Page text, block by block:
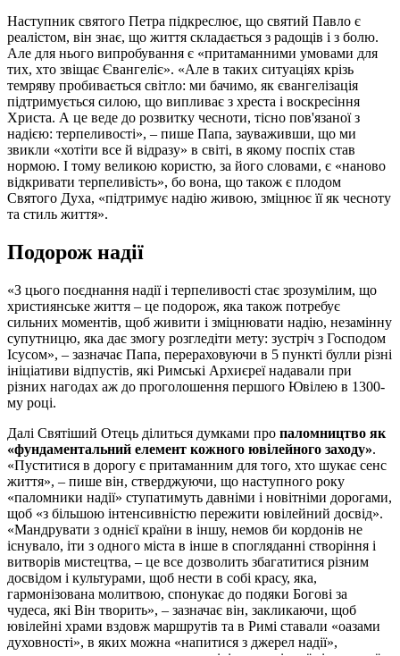
Наступник святого Петра підкреслює, що святий Павло є
реалістом, він знає, що життя складається з радощів і з болю.
Але для нього випробування є «притаманними умовами для
тих, хто звіщає Євангеліє». «Але в таких ситуаціях крізь
темряву пробивається світло: ми бачимо, як євангелізація
підтримується силою, що випливає з хреста і воскресіння
Христа. А це веде до розвитку чесноти, тісно пов'язаної з
надією: терпеливості», – пише Папа, зауваживши, що ми
звикли «хотіти все й відразу» в світі, в якому поспіх став
нормою. І тому великою користю, за його словами, є «наново
відкривати терпеливість», бо вона, що також є плодом
Святого Духа, «підтримує надію живою, зміцнює її як чесноту
та стиль життя».
Подорож надії
«З цього поєднання надії і терпеливості стає зрозумілим, що
християнське життя – це подорож, яка також потребує
сильних моментів, щоб живити і зміцнювати надію, незамінну
супутницю, яка дає змогу розгледіти мету: зустріч з Господом
Ісусом», – зазначає Папа, перераховуючи в 5 пункті булли різні
ініціативи відпустів, які Римські Архиєреї надавали при
різних нагодах аж до проголошення першого Ювілею в 1300-
му році.
Далі Святіший Отець ділиться думками про паломництво як
«фундаментальний елемент кожного ювілейного заходу».
«Пуститися в дорогу є притаманним для того, хто шукає сенс
життя», – пише він, стверджуючи, що наступного року
«паломники надії» ступатимуть давніми і новітніми дорогами,
щоб «з більшою інтенсивністю пережити ювілейний досвід».
«Мандрувати з однієї країни в іншу, немов би кордонів не
існувало, іти з одного міста в інше в спогляданні створіння і
витворів мистецтва, – це все дозволить збагатитися різним
досвідом і культурами, щоб нести в собі красу, яка,
гармонізована молитвою, спонукає до подяки Богові за
чудеса, які Він творить», – зазначає він, закликаючи, щоб
ювілейні храми вздовж маршрутів та в Римі ставали «оазами
духовності», в яких можна «напитися з джерел надії»,